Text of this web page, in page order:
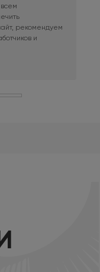
рекомендуем
и